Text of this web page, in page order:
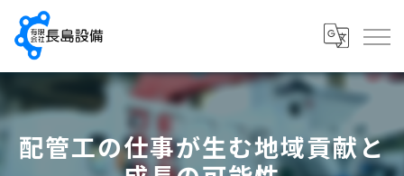
配管工の仕事が生む地域貢献と